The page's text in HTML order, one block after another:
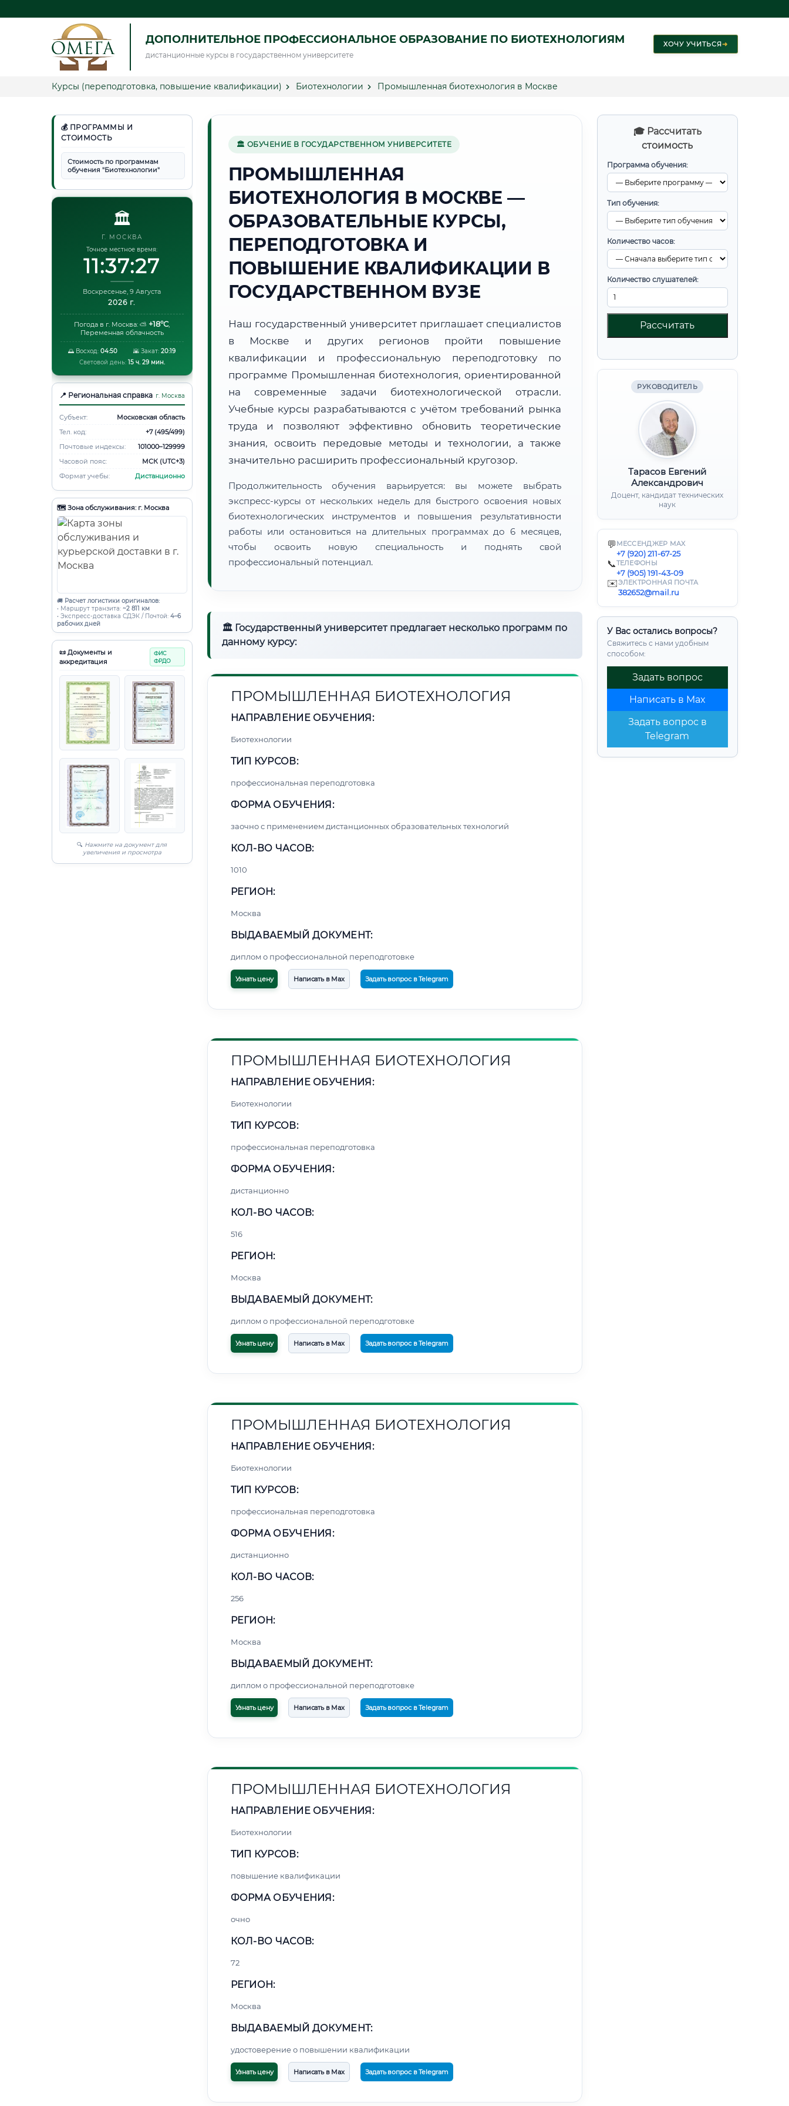
ДОПОЛНИТЕЛЬНОЕ ПРОФЕССИОНАЛЬНОЕ ОБРАЗОВАНИЕ ПО БИОТЕХНОЛОГИЯМ
дистанционные курсы в государственном университете
ХОЧУ УЧИТЬСЯ➜
Курсы (переподготовка, повышение квалификации) Биотехнологии Промышленная биотехнология в Москве
💰 ПРОГРАММЫ И
СТОИМОСТЬ
Стоимость по программам
обучения "Биотехнологии"
🏛️
Г. МОСКВА
Точное местное время:
11:37:28
Воскресенье, 9 Августа
2026 г.
Погода в г. Москва: ⛅ +18°C,
Переменная облачность
🌅 Восход: 04:50 🌇 Закат: 20:19
Световой день: 15 ч. 29 мин.
📍 Региональная справка г. Москва
Субъект:
Московская область
Тел. код:
+7 (495/499)
Почтовые индексы:
101000–129999
Часовой пояс:
МСК (UTC+3)
Формат учебы:
Дистанционно
🗺️ Зона обслуживания: г. Москва
🚚 Расчет логистики оригиналов:
• Маршрут транзита: ~2 811 км
• Экспресс-доставка СДЭК / Почтой: 4–6
рабочих дней
📜 Документы и
аккредитация
ФИС
ФРДО
🔍 Нажмите на документ для
увеличения и просмотра
🎓 Рассчитать
стоимость
Программа обучения:
Тип обучения:
Количество часов:
Количество слушателей:
Рассчитать
РУКОВОДИТЕЛЬ
Тарасов Евгений
Александрович
Доцент, кандидат технических
наук
💬 МЕССЕНДЖЕР MAX
+7 (920) 211-67-25
📞ТЕЛЕФОНЫ
+7 (905) 191-43-09
✉️ЭЛЕКТРОННАЯ ПОЧТА
382652@mail.ru
У Вас остались вопросы?
Свяжитесь с нами удобным
способом:
Задать вопрос
Написать в Max
Задать вопрос в
Telegram
🏛 ОБУЧЕНИЕ В ГОСУДАРСТВЕННОМ УНИВЕРСИТЕТЕ
ПРОМЫШЛЕННАЯ
БИОТЕХНОЛОГИЯ В МОСКВЕ —
ОБРАЗОВАТЕЛЬНЫЕ КУРСЫ,
ПЕРЕПОДГОТОВКА И
ПОВЫШЕНИЕ КВАЛИФИКАЦИИ В
ГОСУДАРСТВЕННОМ ВУЗЕ
Наш государственный университет приглашает специалистов
в Москве и других регионов пройти повышение
квалификации и профессиональную переподготовку по
программе Промышленная биотехнология, ориентированной
на современные задачи биотехнологической отрасли.
Учебные курсы разрабатываются с учётом требований рынка
труда и позволяют эффективно обновить теоретические
знания, освоить передовые методы и технологии, а также
значительно расширить профессиональный кругозор.
Продолжительность обучения варьируется: вы можете выбрать
экспресс-курсы от нескольких недель для быстрого освоения новых
биотехнологических инструментов и повышения результативности
работы или остановиться на длительных программах до 6 месяцев,
чтобы освоить новую специальность и поднять свой
профессиональный потенциал.
🏛 Государственный университет предлагает несколько программ по
данному курсу:
ПРОМЫШЛЕННАЯ БИОТЕХНОЛОГИЯ
НАПРАВЛЕНИЕ ОБУЧЕНИЯ:
Биотехнологии
ТИП КУРСОВ:
профессиональная переподготовка
ФОРМА ОБУЧЕНИЯ:
заочно с применением дистанционных образовательных технологий
КОЛ-ВО ЧАСОВ:
1010
РЕГИОН:
Москва
ВЫДАВАЕМЫЙ ДОКУМЕНТ:
диплом о профессиональной переподготовке
Узнать цену Написать в Max Задать вопрос в Telegram
ПРОМЫШЛЕННАЯ БИОТЕХНОЛОГИЯ
НАПРАВЛЕНИЕ ОБУЧЕНИЯ:
Биотехнологии
ТИП КУРСОВ:
профессиональная переподготовка
ФОРМА ОБУЧЕНИЯ:
дистанционно
КОЛ-ВО ЧАСОВ:
516
РЕГИОН:
Москва
ВЫДАВАЕМЫЙ ДОКУМЕНТ:
диплом о профессиональной переподготовке
Узнать цену Написать в Max Задать вопрос в Telegram
ПРОМЫШЛЕННАЯ БИОТЕХНОЛОГИЯ
НАПРАВЛЕНИЕ ОБУЧЕНИЯ:
Биотехнологии
ТИП КУРСОВ:
профессиональная переподготовка
ФОРМА ОБУЧЕНИЯ:
дистанционно
КОЛ-ВО ЧАСОВ:
256
РЕГИОН:
Москва
ВЫДАВАЕМЫЙ ДОКУМЕНТ:
диплом о профессиональной переподготовке
Узнать цену Написать в Max Задать вопрос в Telegram
ПРОМЫШЛЕННАЯ БИОТЕХНОЛОГИЯ
НАПРАВЛЕНИЕ ОБУЧЕНИЯ:
Биотехнологии
ТИП КУРСОВ:
повышение квалификации
ФОРМА ОБУЧЕНИЯ:
очно
КОЛ-ВО ЧАСОВ:
72
РЕГИОН:
Москва
ВЫДАВАЕМЫЙ ДОКУМЕНТ:
удостоверение о повышении квалификации
Узнать цену Написать в Max Задать вопрос в Telegram